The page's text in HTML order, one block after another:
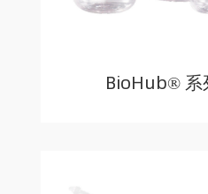
BioHub® 系